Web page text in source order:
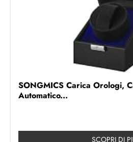
SONGMICS Carica Orologi,
Automatico...
SCOPRI DI